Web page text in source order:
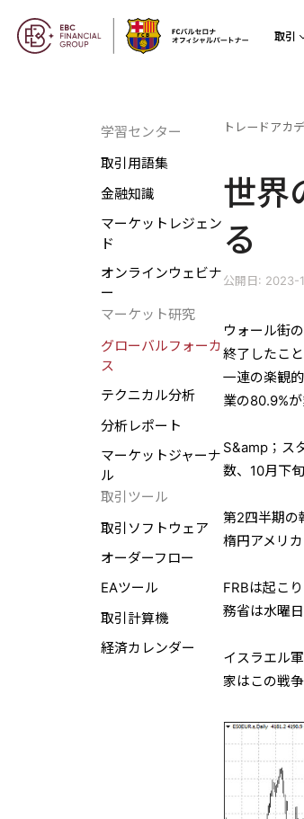
取引
学習センター
取引用語集
金融知識
マーケットレジェン
ド
オンラインウェビナ
ー
マーケット研究
グローバルフォーカ
ス
テクニカル分析
分析レポート
マーケットジャーナ
ル
取引ツール
取引ソフトウェア
オーダーフロー
EAツール
取引計算機
経済カレンダー
トレードアカ
世界
る
公開日: 2023-
ウォール街
終了したこ
一連の楽観
業の80.9%
S&amp；ス
数、10月下
第2四半期の
楕円アメリ
FRBは起こ
務省は水曜
イスラエル
家はこの戦